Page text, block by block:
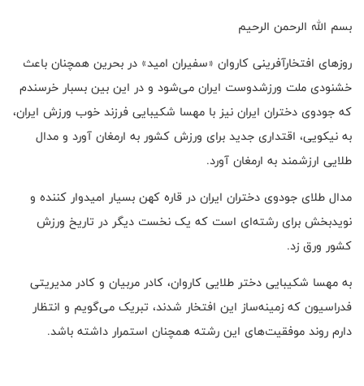
بسم الله الرحمن الرحیم
روزهای افتخارآفرینی کاروان «سفیران امید» در بحرین همچنان باعث
خشنودی ملت ورزشدوست ایران می‌شود و در این بین بسبار خرسندم
که جودوی دختران ایران نیز با مهسا شکیبایی فرزند خوب ورزش ایران،
به نیکویی، اقتداری جدید برای ورزش کشور به ارمغان آورد و مدال
طلایی ارزشمند به ارمغان آورد.
مدال طلای جودوی دختران ایران در قاره کهن بسیار امیدوار کننده و
نویدبخش برای رشته‌ای است که یک نخست دیگر در تاریخ ورزش
کشور ورق زد.
به مهسا شکیبایی دختر طلایی کاروان، کادر مربیان و کادر مدیریتی
فدراسیون که زمینه‌ساز این افتخار شدند، تبریک می‌گویم و‌ انتظار
دارم روند موفقیت‌های این رشته همچنان استمرار داشته باشد.